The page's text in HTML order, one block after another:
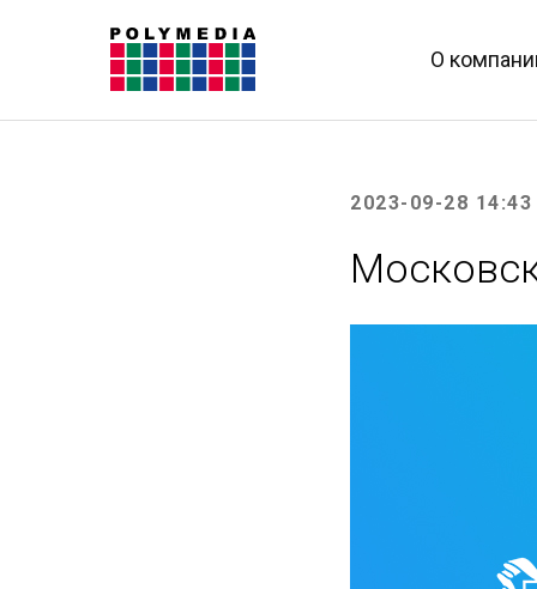
О
2023-09-28 14:43